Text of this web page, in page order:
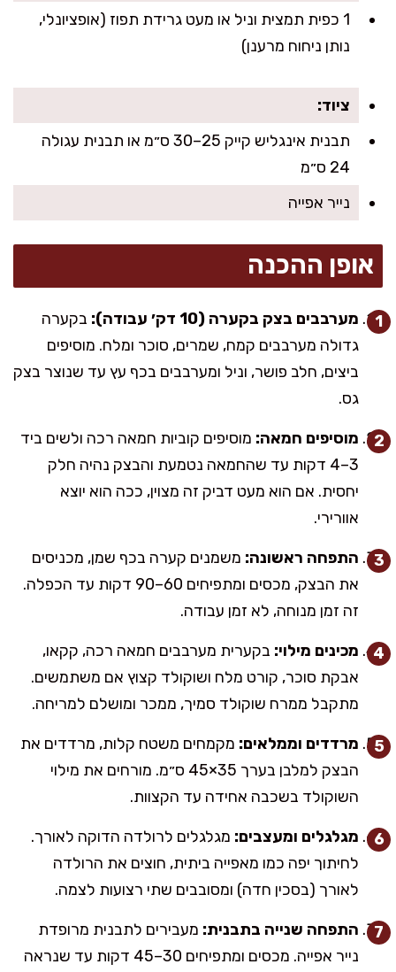
1 כפית תמצית וניל או מעט גרידת תפוז (אופציונלי,
נותן ניחוח מרענן)
ציוד:
תבנית אינגליש קייק 25–30 ס״מ או תבנית עגולה
24 ס״מ
נייר אפייה
אופן ההכנה
מערבבים בצק בקערה (10 דק׳ עבודה):
בקערה
גדולה מערבבים קמח, שמרים, סוכר ומלח. מוסיפים
ביצים, חלב פושר, וניל ומערבבים בכף עץ עד שנוצר בצק
גס.
מוסיפים חמאה: מוסיפים קוביות חמאה רכה ולשים ביד
3–4 דקות עד שהחמאה נטמעת והבצק נהיה חלק
יחסית. אם הוא מעט דביק זה מצוין, ככה הוא יוצא
אוורירי.
התפחה ראשונה: משמנים קערה בכף שמן, מכניסים
את הבצק, מכסים ומתפיחים 60–90 דקות עד הכפלה.
זה זמן מנוחה, לא זמן עבודה.
מכינים מילוי: בקערית מערבבים חמאה רכה, קקאו,
אבקת סוכר, קורט מלח ושוקולד קצוץ אם משתמשים.
מתקבל ממרח שוקולד סמיך, ממכר ומושלם למריחה.
מרדדים וממלאים: מקמחים משטח קלות, מרדדים את
הבצק למלבן בערך 35×45 ס״מ. מורחים את מילוי
השוקולד בשכבה אחידה עד הקצוות.
מגלגלים ומעצבים: מגלגלים לרולדה הדוקה לאורך.
לחיתוך יפה כמו מאפייה ביתית, חוצים את הרולדה
לאורך (בסכין חדה) ומסובבים שתי רצועות לצמה.
התפחה שנייה בתבנית: מעבירים לתבנית מרופדת
נייר אפייה. מכסים ומתפיחים 30–45 דקות עד שנראה